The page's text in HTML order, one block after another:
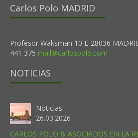
Carlos Polo MADRID
Profesor Waksman 10 E-28036
441 375 mail@carlospolo.com
NOTICIAS
Noticias
26.03.2026
CARLOS POLO & ASOCIADOS EN LA